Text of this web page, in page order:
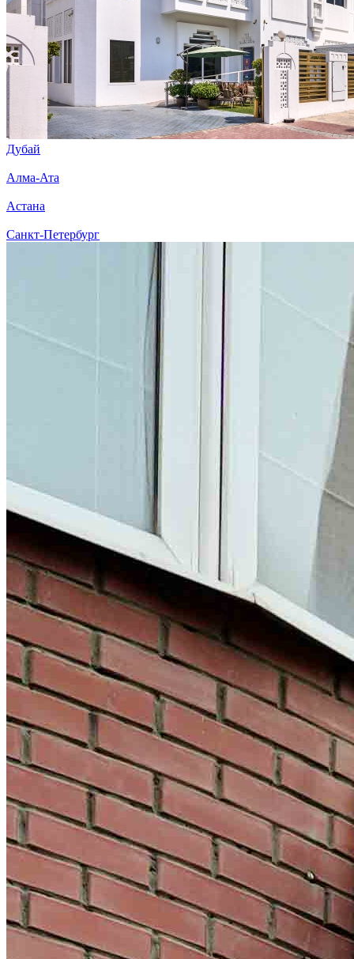
Дубай
Алма-Ата
Астана
Санкт-Петербург